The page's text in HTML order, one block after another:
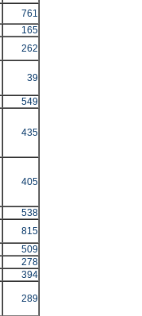
761
165
262
39
549
435
405
538
815
509
278
394
289